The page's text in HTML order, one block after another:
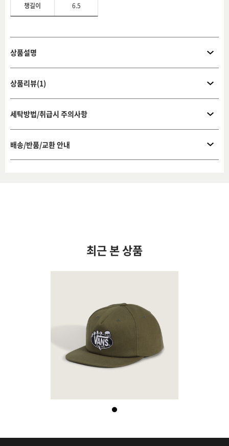
챙길이 6.5
상품설명
상품리뷰(1)
세탁방법/취급시 주의사항
배송/반품/교환 안내
최근 본 상품